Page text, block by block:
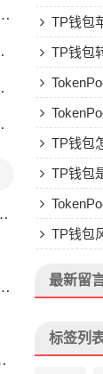
TP钱包
TP钱包
Gas费
析与安全
文讲清楚
TP钱包
TP钱包
钱包的来
楚TP钱包
最新留
标签列